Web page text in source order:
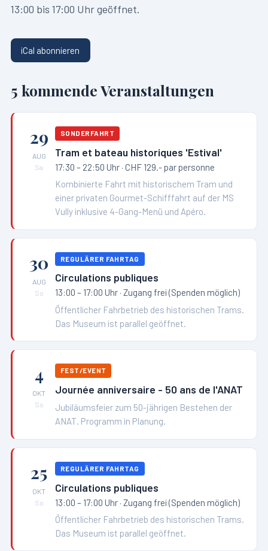
13:00 bis 17:00 Uhr geöffnet.
iCal abonnieren
5 kommende Veranstaltungen
29
AUG
Sa
SONDERFAHRT
Tram et bateau historiques 'Estival'
17:30 – 22:50 Uhr · CHF 129.- par personne
Kombinierte Fahrt mit historischem Tram und
einer privaten Gourmet-Schifffahrt auf der MS
Vully inklusive 4-Gang-Menü und Apéro.
30
AUG
So
REGULÄRER FAHRTAG
Circulations publiques
13:00 – 17:00 Uhr · Zugang frei (Spenden möglich)
Öffentlicher Fahrbetrieb des historischen Trams.
Das Museum ist parallel geöffnet.
4
OKT
So
FEST/EVENT
Journée anniversaire - 50 ans de l'ANAT
Jubiläumsfeier zum 50-jährigen Bestehen der
ANAT. Programm in Planung.
25
OKT
So
REGULÄRER FAHRTAG
Circulations publiques
13:00 – 17:00 Uhr · Zugang frei (Spenden möglich)
Öffentlicher Fahrbetrieb des historischen Trams.
Das Museum ist parallel geöffnet.